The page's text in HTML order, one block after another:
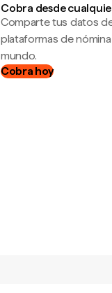
Cobra desde
Comparte tus datos
plataformas de
mundo.
Cobra hoy